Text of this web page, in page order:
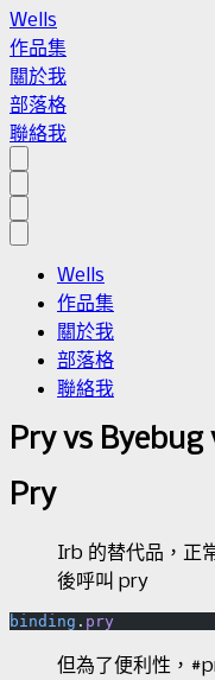
Wells
作品集
關於我
部落格
聯絡我
Wells
作品集
關於我
部落格
聯絡我
Pry vs Byebug
Pry
Irb 的替代品，正
後呼叫 pry
binding . pry
但為了便利性，